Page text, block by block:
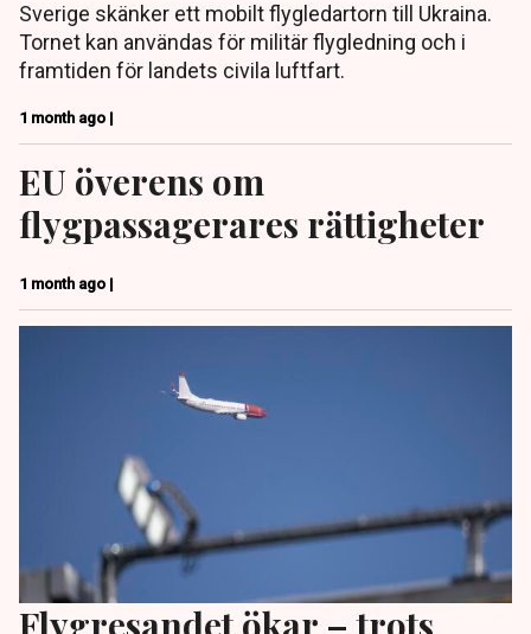
Sverige skänker ett mobilt flygledartorn till Ukraina.
Tornet kan användas för militär flygledning och i
framtiden för landets civila luftfart.
1 month ago |
EU överens om
flygpassagerares rättigheter
1 month ago |
Flygresandet ökar – trots